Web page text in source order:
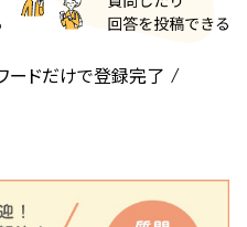
ードだけで登録完了